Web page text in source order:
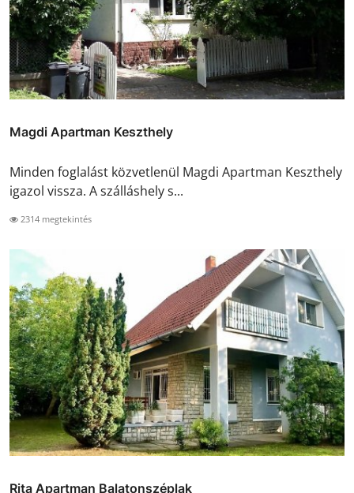
Magdi Apartman Keszthely
Minden foglalást közvetlenül Magdi Apartman Keszthely
igazol vissza. A szálláshely s...
2314 megtekintés
Rita Apartman Balatonszéplak